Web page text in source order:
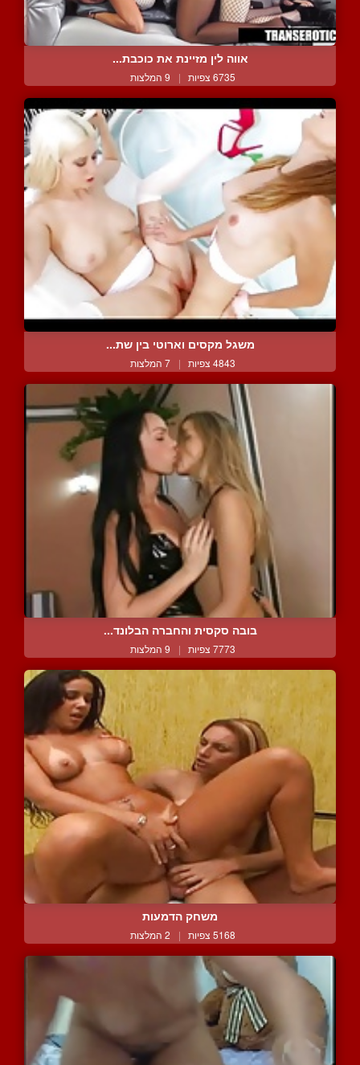
אווה לין מזיינת את כוכבת...
6735 צפיות | 9 המלצות
משגל מקסים וארוטי בין שת...
4843 צפיות | 7 המלצות
בובה סקסית והחברה הבלונד...
7773 צפיות | 9 המלצות
משחק הדמעות
5168 צפיות | 2 המלצות